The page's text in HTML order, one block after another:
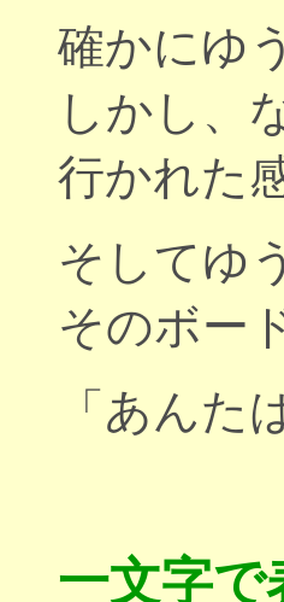
確かにゆ
しかし、
行かれた
そしてゆ
そのボー
「あんた
一文字で